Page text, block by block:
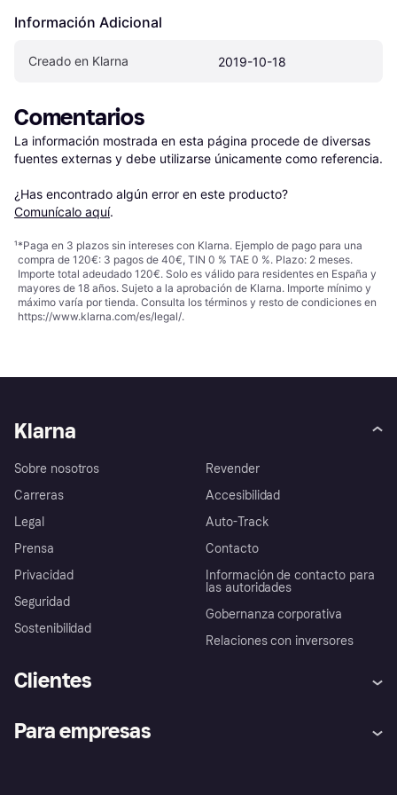
Información Adicional
Creado en Klarna 2019-10-18
Comentarios
La información mostrada en esta página procede de diversas
fuentes externas y debe utilizarse únicamente como referencia.
¿Has encontrado algún error en este producto?
Comunícalo aquí.
¹*Paga en 3 plazos sin intereses con Klarna. Ejemplo de pago para una
compra de 120€: 3 pagos de 40€, TIN 0 % TAE 0 %. Plazo: 2 meses.
Importe total adeudado 120€. Solo es válido para residentes en España y
mayores de 18 años. Sujeto a la aprobación de Klarna. Importe mínimo y
máximo varía por tienda. Consulta los términos y resto de condiciones en
https://www.klarna.com/es/legal/.
Klarna
Sobre nosotros
Carreras
Legal
Prensa
Privacidad
Seguridad
Sostenibilidad
Revender
Accesibilidad
Auto-Track
Contacto
Información de contacto para
las autoridades
Gobernanza corporativa
Relaciones con inversores
Clientes
Inicio de sesión
Para empresas